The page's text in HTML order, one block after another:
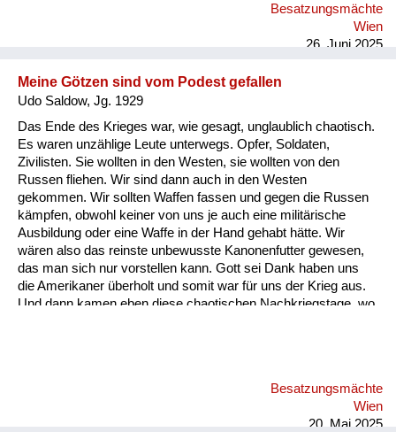
Wiederaufbau und
Wohnen
seine Möbel. Und meine Mutter. Und das ist das Schöne an
Besatzungsmächte
Wien
26. Juni 2025
Meine Götzen sind vom Podest gefallen
Udo Saldow, Jg. 1929
Das Ende des Krieges war, wie gesagt, unglaublich chaotisch.
Es waren unzählige Leute unterwegs. Opfer, Soldaten,
Zivilisten. Sie wollten in den Westen, sie wollten von den
Russen fliehen. Wir sind dann auch in den Westen
gekommen. Wir sollten Waffen fassen und gegen die Russen
kämpfen, obwohl keiner von uns je auch eine militärische
Ausbildung oder eine Waffe in der Hand gehabt hätte. Wir
wären also das reinste unbewusste Kanonenfutter gewesen,
das man sich nur vorstellen kann. Gott sei Dank haben uns
die Amerikaner überholt und somit war für uns der Krieg aus.
Und dann kamen eben diese chaotischen Nachkriegstage, wo
willst, dann musst du arbeiten. Und da kannst du entweder die
Straße kehren oder mit einer Gruppe in den Wald gehen und
Besatzungsmächte
Wien
20. Mai 2025